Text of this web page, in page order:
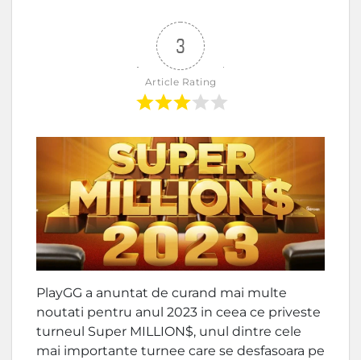
3
Article Rating
PlayGG a anuntat de curand mai multe
noutati pentru anul 2023 in ceea ce priveste
turneul Super MILLION$, unul dintre cele
mai importante turnee care se desfasoara pe